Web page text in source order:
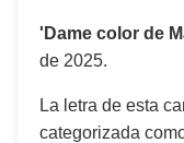
'Dame color de
de 2025.
La letra de esta
categorizada